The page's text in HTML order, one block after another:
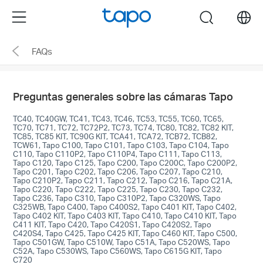
the
navigation
Menu search
FAQs
Preguntas generales sobre las cámaras Tapo
TC40, TC40GW, TC41, TC43, TC46, TC53, TC55, TC60, TC65,
TC70, TC71, TC72, TC72P2, TC73, TC74, TC80, TC82, TC82 KIT,
TC85, TC85 KIT, TC90G KIT, TCA41, TCA72, TCB72, TCB82,
TCW61, Tapo C100, Tapo C101, Tapo C103, Tapo C104, Tapo
C110, Tapo C110P2, Tapo C110P4, Tapo C111, Tapo C113,
Tapo C120, Tapo C125, Tapo C200, Tapo C200C, Tapo C200P2,
Tapo C201, Tapo C202, Tapo C206, Tapo C207, Tapo C210,
Tapo C210P2, Tapo C211, Tapo C212, Tapo C216, Tapo C21A,
Tapo C220, Tapo C222, Tapo C225, Tapo C230, Tapo C232,
Tapo C236, Tapo C310, Tapo C310P2, Tapo C320WS, Tapo
C325WB, Tapo C400, Tapo C400S2, Tapo C401 KIT, Tapo C402,
Tapo C402 KIT, Tapo C403 KIT, Tapo C410, Tapo C410 KIT, Tapo
C411 KIT, Tapo C420, Tapo C420S1, Tapo C420S2, Tapo
C420S4, Tapo C425, Tapo C425 KIT, Tapo C460 KIT, Tapo C500,
Tapo C501GW, Tapo C510W, Tapo C51A, Tapo C520WS, Tapo
C52A, Tapo C530WS, Tapo C560WS, Tapo C615G KIT, Tapo
C720